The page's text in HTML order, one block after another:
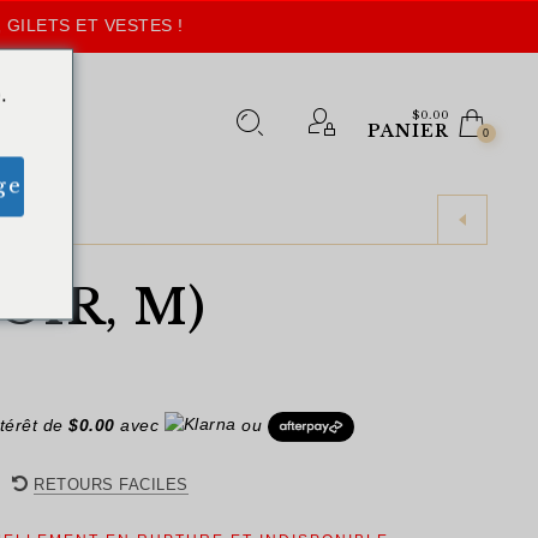
ET VESTES !
$0.00
PANIER 0
M)
de$0.00 avec ou
RETOURS FACILES